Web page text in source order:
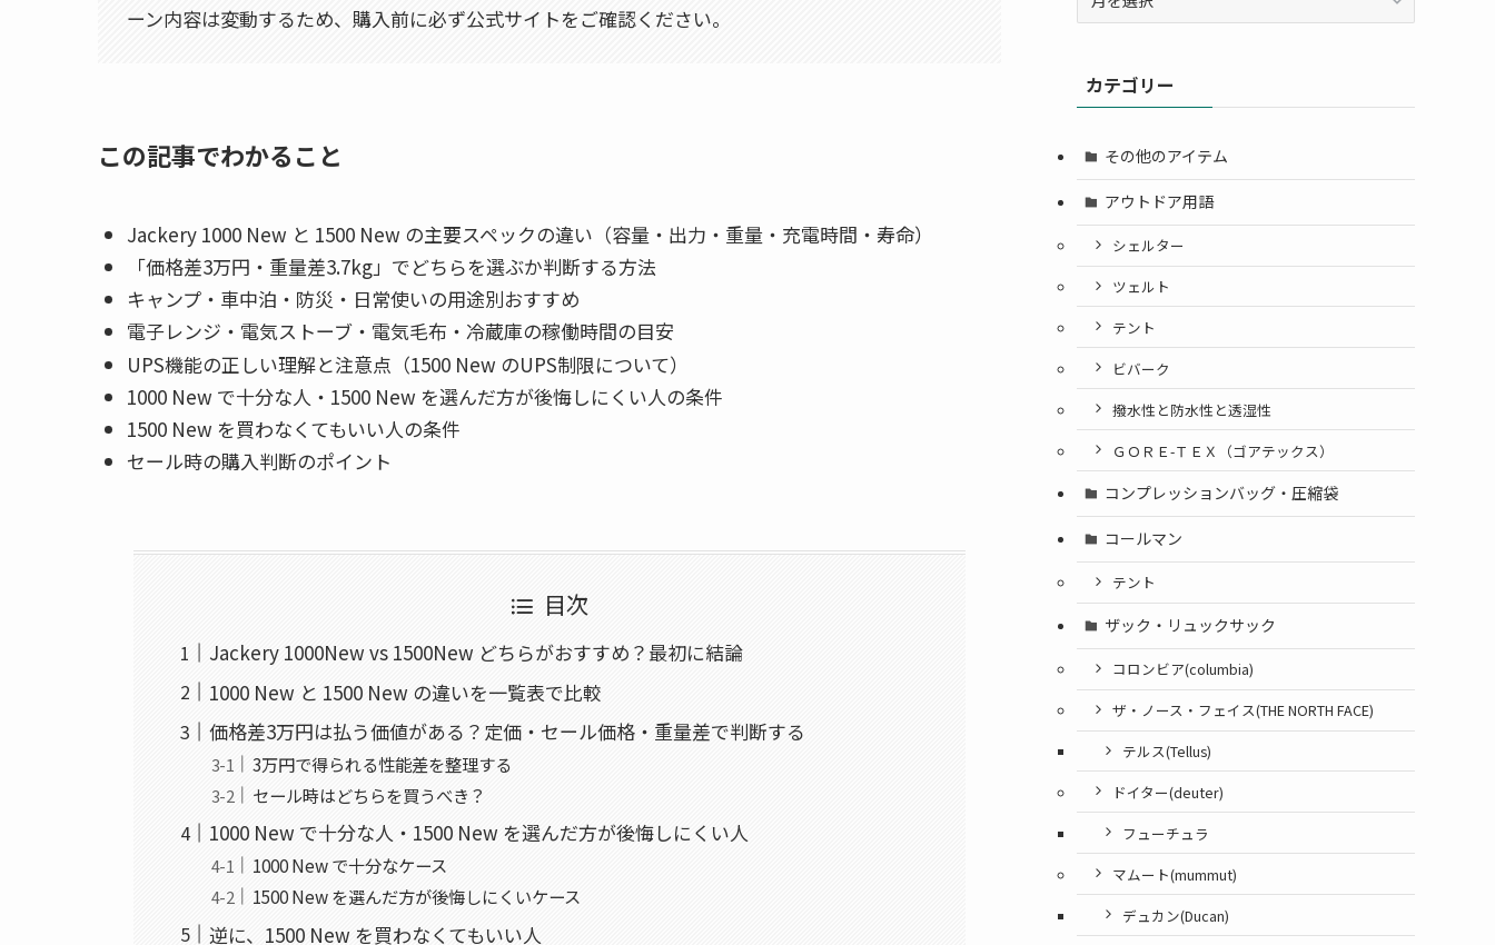
ーン内容は変動するため、購入前に必ず公式サイトをご確認ください。
この記事でわかること
Jackery 1000 New と 1500 New の主要スペックの違い（容量・出力・重量・充電時間・寿命）
「価格差3万円・重量差3.7kg」でどちらを選ぶか判断する方法
キャンプ・車中泊・防災・日常使いの用途別おすすめ
電子レンジ・電気ストーブ・電気毛布・冷蔵庫の稼働時間の目安
UPS機能の正しい理解と注意点（1500 New のUPS制限について）
1000 New で十分な人・1500 New を選んだ方が後悔しにくい人の条件
1500 New を買わなくてもいい人の条件
セール時の購入判断のポイント
目次
Jackery 1000New vs 1500New どちらがおすすめ？最初に結論
1000 New と 1500 New の違いを一覧表で比較
価格差3万円は払う価値がある？定価・セール価格・重量差で判断する
3万円で得られる性能差を整理する
セール時はどちらを買うべき？
1000 New で十分な人・1500 New を選んだ方が後悔しにくい人
1000 New で十分なケース
1500 New を選んだ方が後悔しにくいケース
逆に、1500 New を買わなくてもいい人
ブカテゴリー
その他のアイテム
アウトドア用語
シェルター
ツェルト
テント
ビバーク
撥水性と防水性と透湿性
ＧＯＲＥ-ＴＥＸ（ゴアテックス）
コンプレッションバッグ・圧縮袋
コールマン
テント
ザック・リュックサック
コロンビア(columbia)
ザ・ノース・フェイス(THE NORTH FACE)
テルス(Tellus)
ドイター(deuter)
フューチュラ
マムート(mummut)
デュカン(Ducan)